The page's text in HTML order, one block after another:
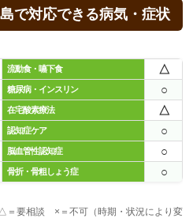
で対応できる病気・症状
流動食・嚥下食 △
糖尿病・インスリン ○
在宅酸素療法 △
認知症ケア ○
脳血管性認知症 ○
骨折・骨粗しょう症 ○
要相談 ×＝不可（時期・状況により変